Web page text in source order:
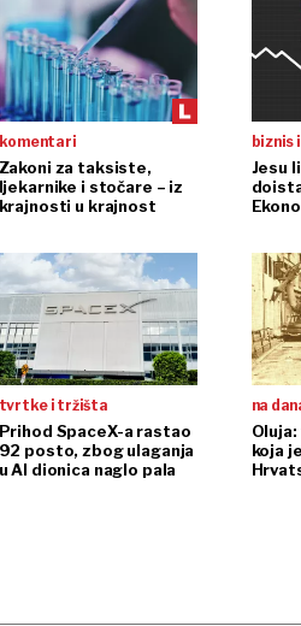
komentari
Zakoni za taksiste,
ljekarnike i stočare – iz
krajnosti u krajnost
biznis
Jesu
tvrtke i tržišta
Prihod SpaceX-a rastao
92 posto, zbog ulaganja
u AI dionica naglo pala
na
koja